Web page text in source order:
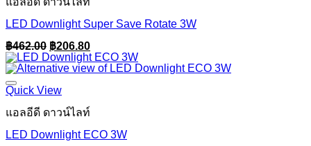
LED Downlight Super Save Rotate 3W
฿462.00 Original
price
was:
฿206.80Current
price
is:
Quick View
แอลอีดี ดาวน์ไลท์
LED Downlight ECO 3W